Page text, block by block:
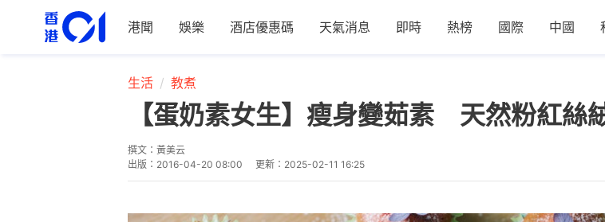
港聞 娛樂 酒店優惠碼 天氣消息 即時 熱榜 國際 中國
生活 教煮
【蛋奶素女生】瘦身變茹素 天然粉紅絲
撰文： 黃美云
出版： 2016-04-20 08:00 更新： 2025-02-11 16:25